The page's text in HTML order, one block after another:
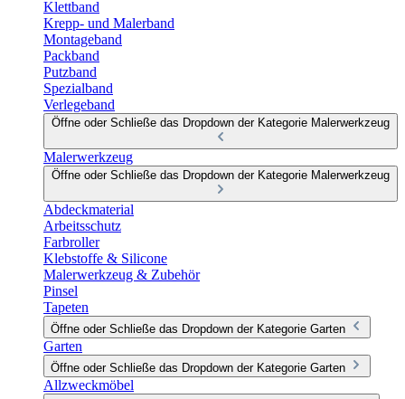
Klettband
Krepp- und Malerband
Montageband
Packband
Putzband
Spezialband
Verlegeband
Öffne oder Schließe das Dropdown der Kategorie Malerwerkzeug
Malerwerkzeug
Öffne oder Schließe das Dropdown der Kategorie Malerwerkzeug
Abdeckmaterial
Arbeitsschutz
Farbroller
Klebstoffe & Silicone
Malerwerkzeug & Zubehör
Pinsel
Tapeten
Öffne oder Schließe das Dropdown der Kategorie Garten
Garten
Öffne oder Schließe das Dropdown der Kategorie Garten
Allzweckmöbel